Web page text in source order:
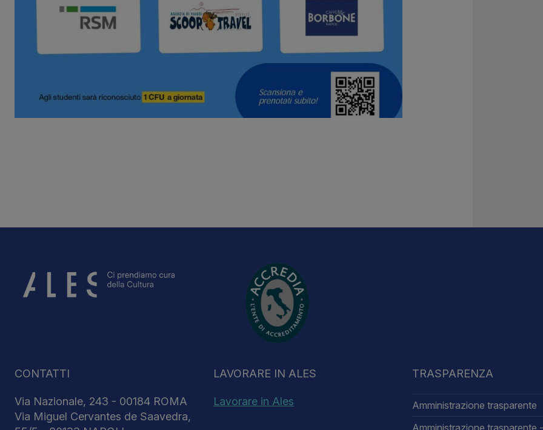
CONTATTI
Via Nazionale, 243 - 00184 ROMA
Via Miguel Cervantes de Saavedra,
LAVORARE IN ALES
Lavorare in Ales
TRASPARENZA
Amministrazione trasparente
Amministrazione trasparente